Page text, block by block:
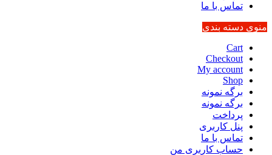
تماس با ما
منوی دسته بندی
Cart
Checkout
My account
Shop
برگه نمونه
برگه نمونه
پرداخت
پنل کاربری
تماس با ما
حساب کاربری من